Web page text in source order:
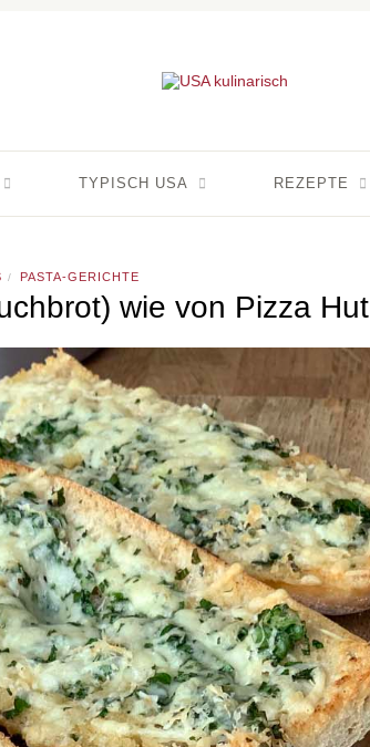
TYPISCH USA REZEPTE
/ PASTA-GERICHTE
wie von Pizza Hut